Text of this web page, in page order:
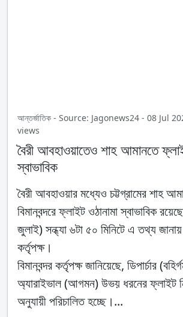
আন্তর্জাতিক - Source: Jagonews24 - 08 Jul
views
বৈরী আবহাওয়াতেও শাহ আমানতে
স্বাভাবিক
বৈরী আবহাওয়ার মধ্যেও চট্টগ্রামের শাহ
বিমানবন্দরে ফ্লাইট ওঠানামা স্বাভাবিক
জুলাই) সন্ধ্যা ৬টা ৫০ মিনিটে এ তথ্য জানায়
কর্তৃপক্ষ।
বিমানবন্দর কর্তৃপক্ষ জানিয়েছে, ডিপার্চার
অ্যারাইভাল (আগমন) উভয় ধরনের ফ্লাইট
অনুযায়ী পরিচালিত হচ্ছে।...